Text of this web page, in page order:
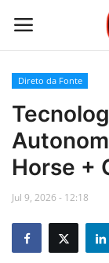
Login
Contato
Links
Busca Direta
Direto da Fonte
Horse +
Jul 9, 2026 - 12:18